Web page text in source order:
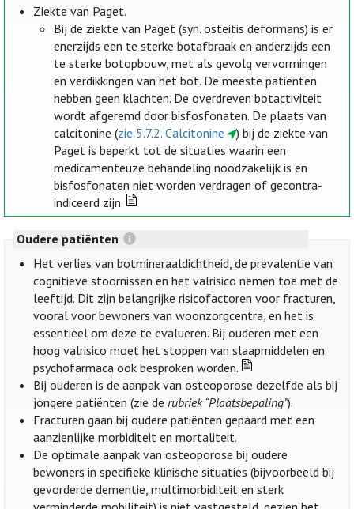
Ziekte van Paget.
Bij de ziekte van Paget (syn. osteitis deformans) is er
enerzijds een te sterke botafbraak en anderzijds een
te sterke botopbouw, met als gevolg vervormingen
en verdikkingen van het bot. De meeste patiënten
hebben geen klachten. De overdreven botactiviteit
wordt afgeremd door bisfosfonaten. De plaats van
calcitonine (zie 5.7.2. Calcitonine
) bij de ziekte van
Paget is beperkt tot de situaties waarin een
medicamenteuze behandeling noodzakelijk is en
bisfosfonaten niet worden verdragen of gecontra-
indiceerd zijn.
Oudere patiënten
Het verlies van botmineraaldichtheid, de prevalentie van
cognitieve stoornissen en het valrisico nemen toe met de
leeftijd. Dit zijn belangrijke risicofactoren voor fracturen,
vooral voor bewoners van woonzorgcentra, en het is
essentieel om deze te evalueren. Bij ouderen met een
hoog valrisico moet het stoppen van slaapmiddelen en
psychofarmaca ook besproken worden.
Bij ouderen is de aanpak van osteoporose dezelfde als bij
jongere patiënten (zie derubriek “Plaatsbepaling”).
Fracturen gaan bij oudere patiënten gepaard met een
aanzienlijke morbiditeit en mortaliteit.
De optimale aanpak van osteoporose bij oudere
bewoners in specifieke klinische situaties (bijvoorbeeld bij
gevorderde dementie, multimorbiditeit en sterk